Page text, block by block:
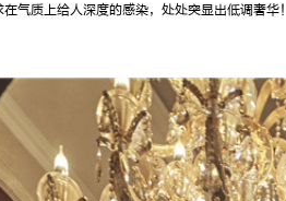
气质上给人深度的感染，处处突显出低调奢华！